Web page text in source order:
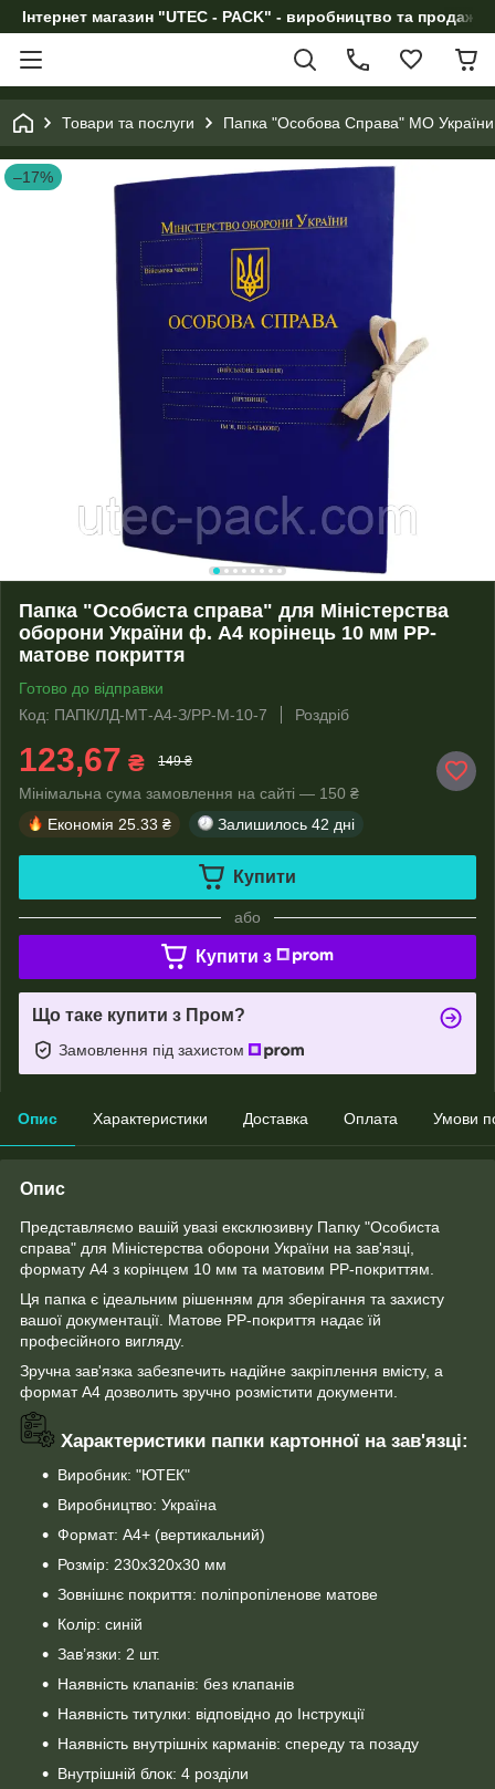
Інтернет магазин "UTEC - PACK" - виробництво та продаж
Товари та послуги Папка "Особова Справа" МО України
–17%
Папка "Особиста справа" для Міністерства
оборони України ф. А4 корінець 10 мм PP-
матове покриття
Готово до відправки
Код: ПАПК/ЛД-МТ-А4-З/PP-M-10-7
Роздріб
123,67 ₴ 149 ₴
Мінімальна сума замовлення на сайті — 150 ₴
Економія 25.33 ₴ Залишилось 42 дні
Купити
або
Купити з
Що таке купити з Пром?
Замовлення під захистом
Опис Характеристики Доставка Оплата Умови
Опис
Представляємо вашій увазі ексклюзивну Папку "Особиста
справа" для Міністерства оборони України на зав'язці,
формату А4 з корінцем 10 мм та матовим PP-покриттям.
Ця папка є ідеальним рішенням для зберігання та захисту
вашої документації. Матове PP-покриття надає їй
професійного вигляду.
Зручна зав'язка забезпечить надійне закріплення вмісту, а
формат А4 дозволить зручно розмістити документи.
Характеристики папки картонної на зав'язці:
Виробник: "ЮТЕК"
Виробництво: Україна
Формат: А4+ (вертикальний)
Розмір: 230х320х30 мм
Зовнішнє покриття: поліпропіленове матове
Колір: синій
Зав’язки: 2 шт.
Наявність клапанів: без клапанів
Наявність титулки: відповідно до Інструкції
Наявність внутрішніх карманів: спереду та позаду
Внутрішній блок: 4 розділи